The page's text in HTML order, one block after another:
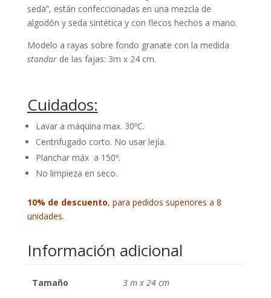
seda”, están confeccionadas en una mezcla de
algodón y seda sintética y con flecos hechos a mano.
Modelo a rayas sobre fondo granate con la medida
standarde las fajas: 3m x 24 cm.
Cuidados:
Lavar a máquina max. 30ºC.
Centrifugado corto. No usar lejía.
Planchar máx a 150º.
No limpieza en seco.
10% de descuento, para pedidos superiores a 8
unidades.
Información adicional
Tamaño 3 m x 24 cm